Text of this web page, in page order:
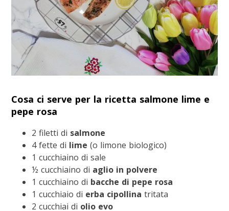
Cosa ci serve per la ricetta salmone lime e
pepe rosa
2 filetti di salmone
4 fette di lime(o limone biologico)
1 cucchiaino di sale
½ cucchiaino di aglio in polvere
1 cucchiaino di bacche di pepe rosa
1 cucchiaio di erba cipollina tritata
2 cucchiai di olio evo